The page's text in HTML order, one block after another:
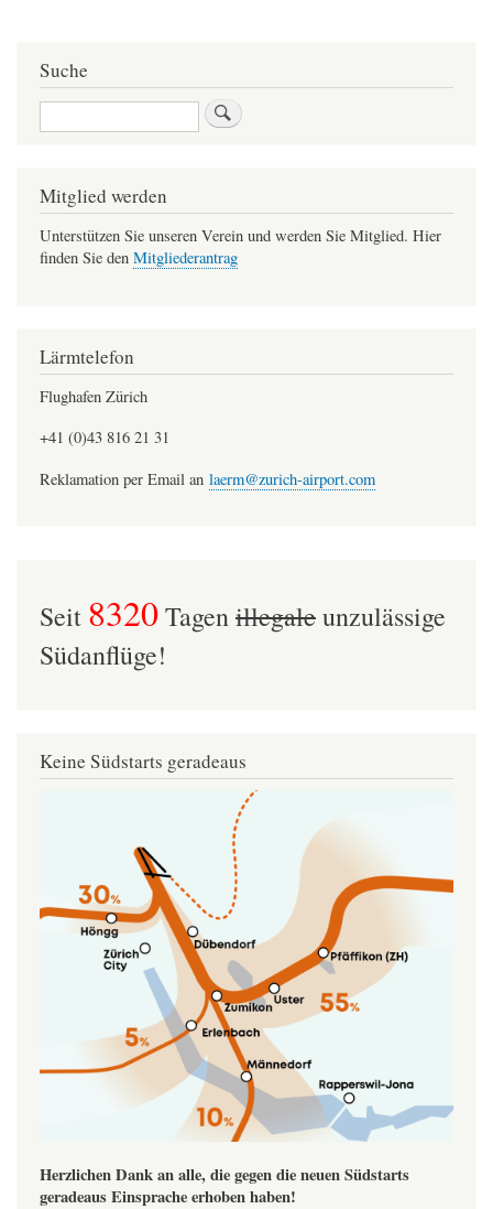
Suche
Suche
Mitglied werden
Unterstützen Sie unseren Verein und werden Sie Mitglied. Hier
finden Sie den Mitgliederantrag
Lärmtelefon
Flughafen Zürich
+41 (0)43 816 21 31
Reklamation per Email an laerm@zurich-airport.com
Seit 8320Tagenillegaleunzulässige
Südanflüge!
Keine Südstarts geradeaus
Herzlichen Dank an alle, die gegen die neuen Südstarts
geradeaus Einsprache erhoben haben!